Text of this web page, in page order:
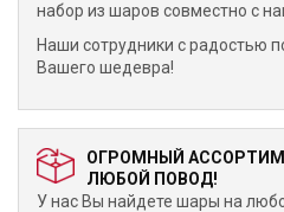
набор из шаров совместно с
Наши сотрудники с радостью
Вашего шедевра!
ОГРОМНЫЙ
ЛЮБОЙ ПОВОД!
У нас Вы найдете шары на